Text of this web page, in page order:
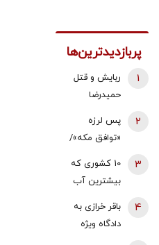
پربازدیدترین‌ها
ربایش و قتل
حمیدرضا
شد/ ارسال
ویدئویی از
لحظه قتل او
برای
عکس
1
پس لرزه
«توافق مکه»/
داد: بر علیه
ایران نیست
2
10 کشوری که
بیشترین آب
دارند
3
باقر خرازی به
دادگاه ویژه
4